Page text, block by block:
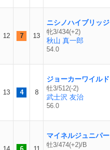
12 7 13
ニシノハイブリッジ
牝3/434(+2)
秋山 真一郎
54.0
13 4 8
ジョーカーワイルド
牡3/512(-2)
武士沢 友治
56.0
マイネルジュニパー
牡3/474(+2)/B